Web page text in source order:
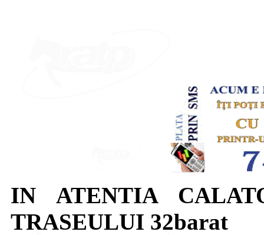
IN ATENTIA
TRASEULUI 32barat